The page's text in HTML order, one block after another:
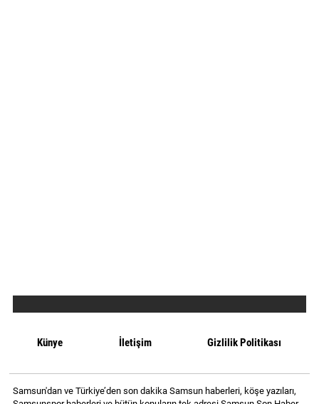
Künye İletişim Gizlilik Politikası
Samsun'dan ve Türkiye’den son dakika Samsun haberleri, köşe yazıları,